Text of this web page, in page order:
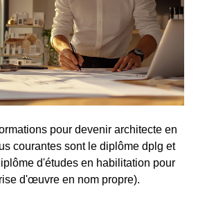
pour devenir architecte en
courantes sont le diplôme dplg et
d'études en habilitation pour
d'œuvre en nom propre).